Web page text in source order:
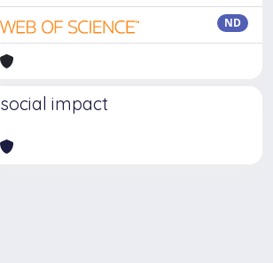
ND
social impact